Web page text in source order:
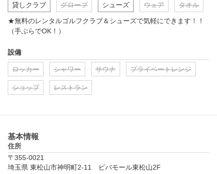
貸しクラブ グローブ シューズ ウェア タオル
★無料のレンタルゴルフクラブ＆シューズで気軽にできます！！
（手ぶらでOK！）
設備
ロッカー シャワー サウナ プライベートレンジ
ショップ レストラン
基本情報
住所
〒355-0021
埼玉県 東松山市神明町2-11　ビバモール東松山2F